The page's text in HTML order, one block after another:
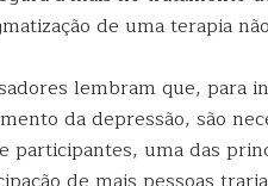
de uma terapia
lembram que, para
da depressão, são
participantes, uma das